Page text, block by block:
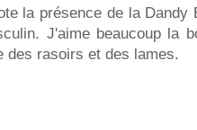
la présence de la
J'aime beaucoup la
des rasoirs et des lames.